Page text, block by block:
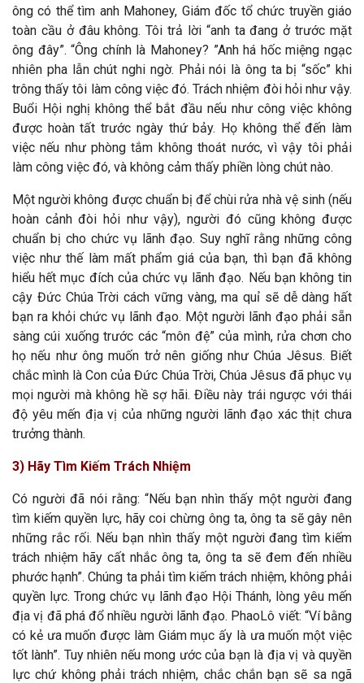
ông có thể tìm anh Mahoney, Giám đốc tổ chức truyền giáo
toàn cầu ở đâu không. Tôi trả lời “anh ta đang ở trước mặt
ông đây”. “Ông chính là Mahoney? ”Anh há hốc miệng ngạc
nhiên pha lẫn chút nghi ngờ. Phải nói là ông ta bị “sốc” khi
trông thấy tôi làm công việc đó. Trách nhiệm đòi hỏi như vậy.
Buổi Hội nghị không thể bắt đầu nếu như công việc không
được hoàn tất trước ngày thứ bảy. Họ không thể đến làm
việc nếu như phòng tắm không thoát nước, vì vậy tôi phải
làm công việc đó, và không cảm thấy phiền lòng chút nào.
Một người không được chuẩn bị để chùi rửa nhà vệ sinh (nếu
hoàn cảnh đòi hỏi như vậy), người đó cũng không được
chuẩn bị cho chức vụ lãnh đạo. Suy nghĩ rằng những công
việc như thế làm mất phẩm giá của bạn, thì bạn đã không
hiểu hết mục đích của chức vụ lãnh đạo. Nếu bạn không tin
cậy Đức Chúa Trời cách vững vàng, ma quỉ sẽ dễ dàng hất
bạn ra khỏi chức vụ lãnh đạo. Một người lãnh đạo phải sẵn
sàng cúi xuống trước các “môn đệ” của mình, rửa chơn cho
họ nếu như ông muốn trở nên giống như Chúa Jêsus. Biết
chắc mình là Con của Đức Chúa Trời, Chúa Jêsus đã phục vụ
mọi người mà không hề sợ hãi. Điều này trái ngược với thái
độ yêu mến địa vị của những người lãnh đạo xác thịt chưa
trưởng thành.
3) Hãy Tìm Kiếm Trách Nhiệm
Có người đã nói rằng: “Nếu bạn nhìn thấy một người đang
tìm kiếm quyền lực, hãy coi chừng ông ta, ông ta sẽ gây nên
những rắc rối. Nếu bạn nhìn thấy một người đang tìm kiếm
trách nhiệm hãy cất nhắc ông ta, ông ta sẽ đem đến nhiều
phước hạnh”. Chúng ta phải tìm kiếm trách nhiệm, không phải
quyền lực. Trong chức vụ lãnh đạo Hội Thánh, lòng yêu mến
địa vị đã phá đổ nhiều người lãnh đạo. PhaoLô viết: “Ví bằng
có kẻ ưa muốn được làm Giám mục ấy là ưa muốn một việc
tốt lành”. Tuy nhiên nếu mong ước của bạn là địa vị và quyền
lực chứ không phải trách nhiệm, chắc chắn bạn sẽ sa ngã